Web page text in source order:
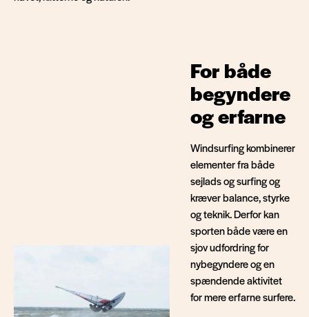
For både
begyndere
og erfarne
Windsurfing kombinerer
elementer fra både
sejlads og surfing og
kræver balance, styrke
og teknik. Derfor kan
sporten både være en
sjov udfordring for
nybegyndere og en
spændende aktivitet
for mere erfarne surfere.